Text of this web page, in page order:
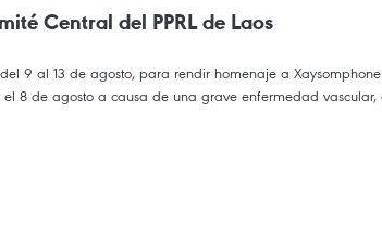
Central del PPRL de Laos
9 al 13 de agosto, para rendir homenaje a
8 de agosto a causa de una grave enfermedad vascular,